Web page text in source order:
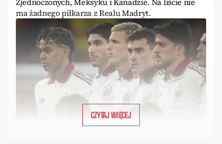
ma żadnego piłkarza z Realu Madryt.
CZYTAJ WIĘCEJ